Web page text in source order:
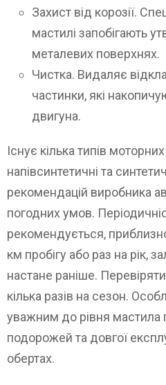
Захист від корозії.
мастилі запобігають
металевих поверхнях.
Чистка. Видаляє
частинки, які
двигуна.
Існує кілька типів
напівсинтетичні та
рекомендацій виробника
погодних умов.
рекомендується,
км пробігу або раз на рік,
настане раніше.
кілька разів на сезон.
уважним до рівня мастила
подорожей та довгої
обертах.